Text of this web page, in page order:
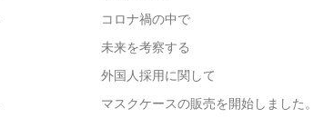
コロナ禍の中で
未来を考察する
外国人採用に関して
マスクケースの販売を開始しました。